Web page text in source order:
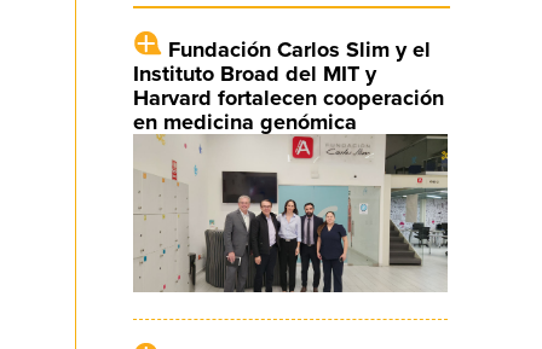
Fundación Carlos Slim y el
Instituto Broad del MIT y
Harvard fortalecen cooperación
en medicina genómica